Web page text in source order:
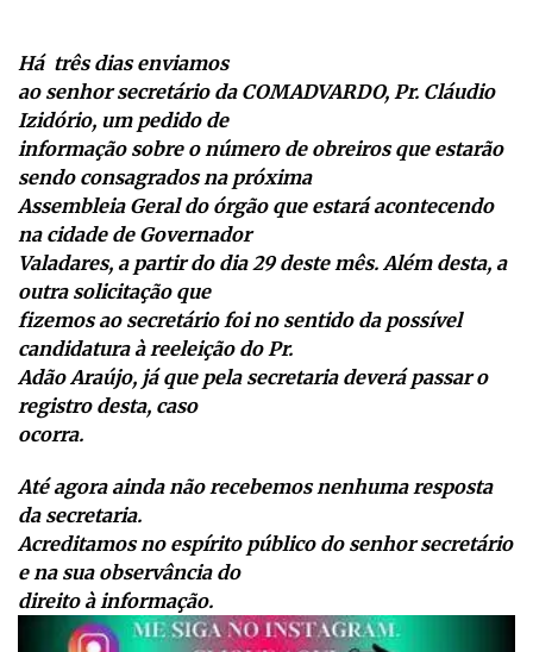
Há três dias enviamos
ao senhor secretário da COMADVARDO, Pr. Cláudio
Izidório, um pedido de
informação sobre o número de obreiros que estarão
sendo consagrados na próxima
Assembleia Geral do órgão que estará acontecendo
na cidade de Governador
Valadares, a partir do dia 29 deste mês. Além desta, a
outra solicitação que
fizemos ao secretário foi no sentido da possível
candidatura à reeleição do Pr.
Adão Araújo, já que pela secretaria deverá passar o
registro desta, caso
ocorra.
Até agora ainda não recebemos nenhuma resposta
da secretaria.
Acreditamos no espírito público do senhor secretário
e na sua observância do
direito à informação.